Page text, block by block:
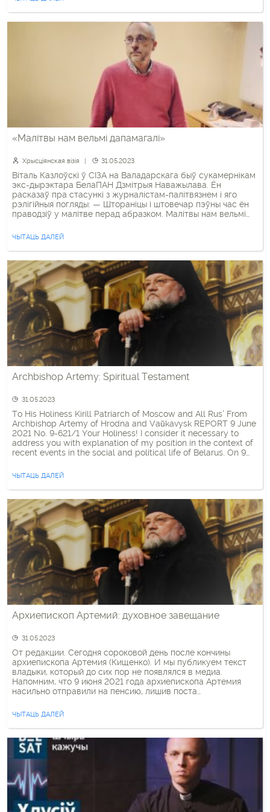
«Малітвы нам вельмі дапамагалі»
Хрысціянская візія 31.05.2023
Віталь Казлоўскі ў СІЗА на Валадарскага быў сукамернікам
экс-дырэктара БелаПАН Дзмітрыя Наважылава. Ён
расказаў пра стасункі з журналістам-палітвязнем і яго
рэлігійныя погляды: — Штораніцы і штовечар пэўны час ён
праводзіў у малітве перад абразком. Малітвы нам вельмі
час, і я ведаю, што ён прасіў заступніцтва ня […]
ЧЫТАЦЬ ДАЛЕЙ
Archbishop Artemy: Spiritual Testament
31.05.2023
To His Holiness Kirill Patriarch of Moscow and All Rus’ From
Archbishop Artemy of Hrodna and Vaŭkavysk REPORT 9 June
2021 No. 9-621/1 Your Holiness! I consider it necessary to
address you with explanation of my position in the context of
recent events in the social and political life of Belarus. On 9
ЧЫТАЦЬ ДАЛЕЙ
Архиепископ Артемий: духовное завещание
31.05.2023
От редакции. Сегодня сороковой день после кончины
архиепископа Артемия (Кищенко). И мы публикуем текст
владыки, который до сих пор не появлялся в медиа.
Напомним, что 9 июня 2021 года архиепископа Артемия
насильно отправили на пенсию, лишив поста
расправы исходила из Беларуси. Но последнее слово было
за Москвой. Этот рапорт владыка направил […]
ЧЫТАЦЬ ДАЛЕЙ